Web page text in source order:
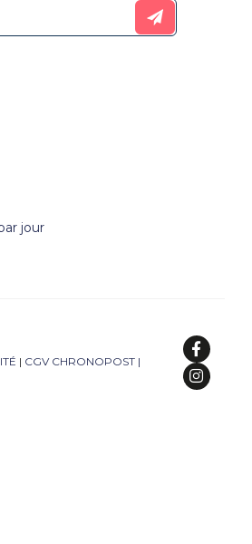
jour
| CGV CHRONOPOST |